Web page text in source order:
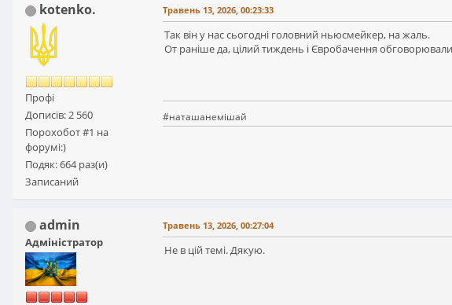
kotenko.
Профі
Дописів: 2 560
Порохобот #1 на
форумі:)
Подяк: 664 раз(и)
Записаний
Травень 13, 2026, 00:23:33
Так він у нас сьогодні головний ньюсмейкер, на жаль.
От раніше да, цілий тиждень і Євробачення
#наташанемішай
admin
Адміністратор
Травень 13, 2026, 00:27:04
Не в цій темі. Дякую.